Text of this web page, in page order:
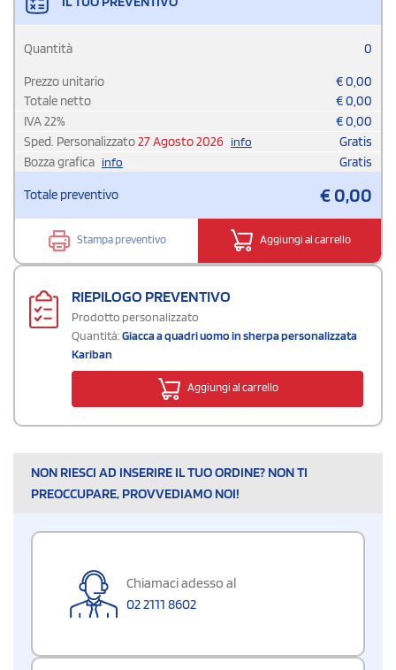
Quantità 0
Prezzo unitario €0,00
Totale netto
€0,00
IVA22% €0,00
Sped. Personalizzato27 Agosto 2026 info
Gratis
Bozza grafica info Gratis
Totale preventivo €0,00
Stampa preventivo Aggiungi al carrello
RIEPILOGO PREVENTIVO
Prodotto personalizzato
Quantità:Giacca a quadri uomo in sherpa personalizzata
Kariban
Aggiungi al carrello
NON RIESCI AD INSERIRE IL TUO ORDINE? NON TI
PREOCCUPARE, PROVVEDIAMO NOI!
Chiamaci adesso al
02 2111 8602